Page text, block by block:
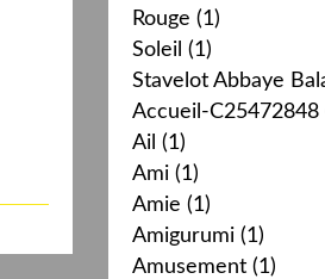
Rouge (1)
Soleil (1)
Stavelot Abbaye
Accueil-C25472848
Ail (1)
Ami (1)
Amie (1)
Amigurumi (1)
Amusement (1)